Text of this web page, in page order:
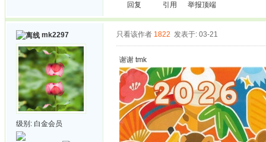
回复 引用 举报顶端
mk2297
级别: 白金会员
只看该作者 1822 发表于: 03-21
谢谢 tmk